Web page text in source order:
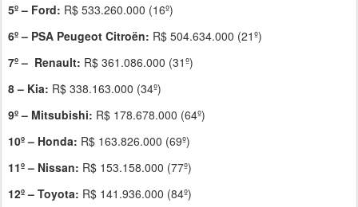
5º – Ford: R$ 533.260.000 (16º)
6º – PSA Peugeot Citroën: R$ 504.634.000 (21º)
7º – Renault: R$ 361.086.000 (31º)
8 – Kia: R$ 338.163.000 (34º)
9º – Mitsubishi: R$ 178.678.000 (64º)
10º – Honda: R$ 163.826.000 (69º)
11º – Nissan: R$ 153.158.000 (77º)
12º – Toyota: R$ 141.936.000 (84º)